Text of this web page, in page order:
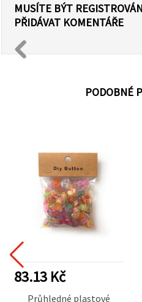
MUSÍTE BÝT
PŘIDÁVAT KOMENTÁŘE
PODOBNÉ
83.13 Kč
Průhledné plastové